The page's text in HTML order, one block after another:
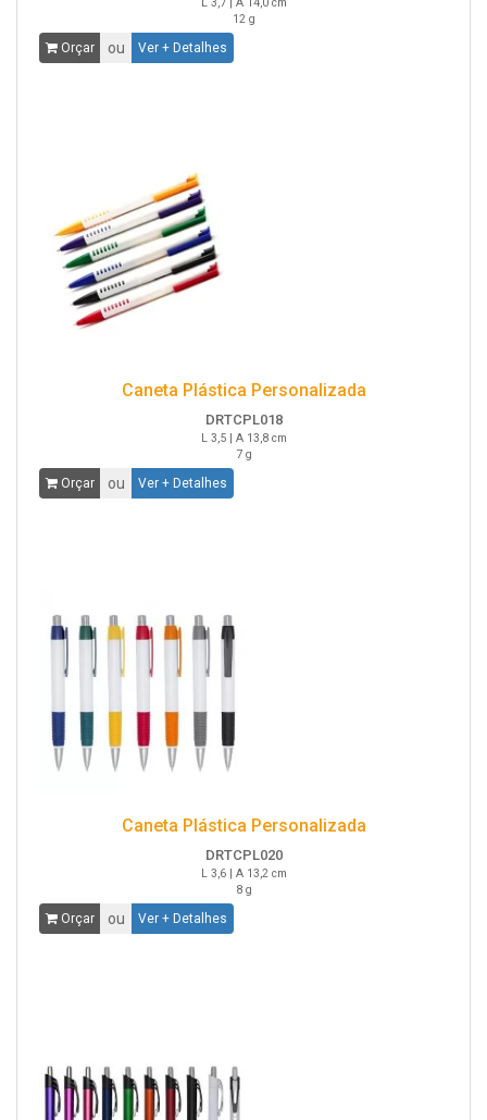
12 g
Orçar ou Ver + Detalhes
Caneta Plástica Personalizada
DRTCPL018
L 3,5 | A 13,8 cm
7 g
Orçar ou Ver + Detalhes
Caneta Plástica Personalizada
DRTCPL020
L 3,6 | A 13,2 cm
8 g
Orçar ou Ver + Detalhes